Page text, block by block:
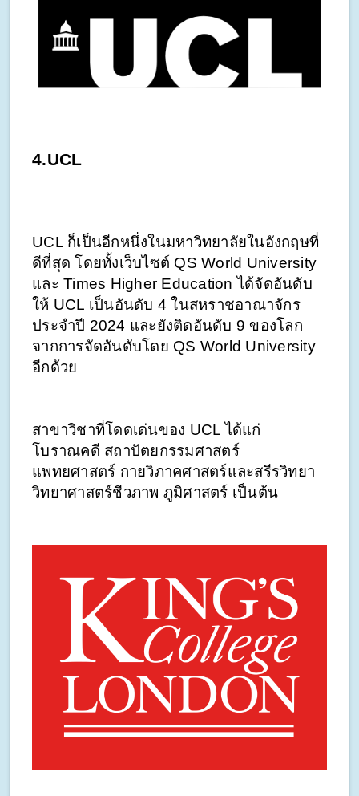
4.UCL
UCL ก็เป็นอีกหนึ่งในมหาวิทยาลัยในอังกฤษที่
ดีที่สุด โดยทั้งเว็บไซต์ QS World University
และ Times Higher Education ได้จัดอันดับ
ให้ UCL เป็นอันดับ 4 ในสหราชอาณาจักร
ประจำปี 2024 และยังติดอันดับ 9 ของโลก
จากการจัดอันดับโดย QS World University
อีกด้วย
สาขาวิชาที่โดดเด่นของ UCL ได้แก่
โบราณคดี สถาปัตยกรรมศาสตร์
แพทยศาสตร์ กายวิภาคศาสตร์และสรีรวิทยา
วิทยาศาสตร์ชีวภาพ ภูมิศาสตร์ เป็นต้น